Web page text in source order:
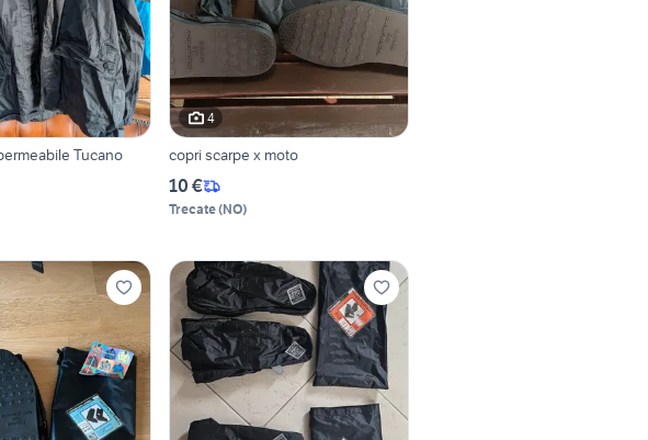
Tucano
4
copri scarpe x moto
10 €
Trecate(NO)